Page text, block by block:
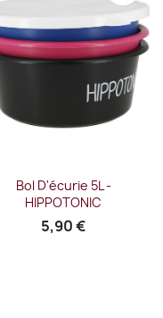
Bol D'écurie 5L -
HIPPOTONIC
5,90 €